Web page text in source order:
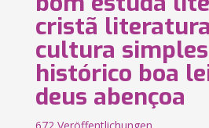
cristã
cultura
histórico boa
deus abençoa